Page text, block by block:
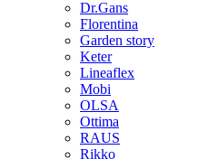
Dr.Gans
Florentina
Garden story
Keter
Lineaflex
Mobi
OLSA
Ottima
RAUS
Rikko